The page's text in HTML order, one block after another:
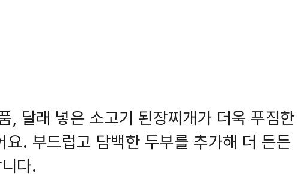
, 달래 넣은 소고기 된장찌개가 더욱 푸짐한
요. 부드럽고 담백한 두부를 추가해 더 든든
다.